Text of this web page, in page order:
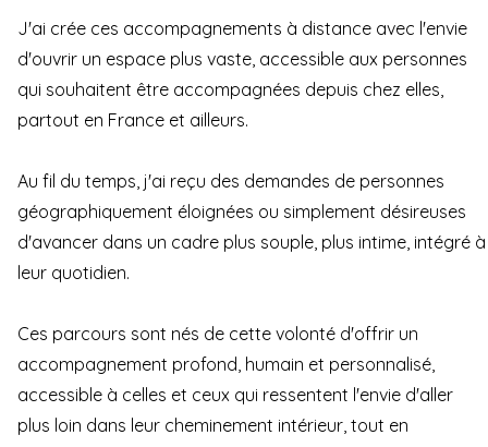
J'ai crée ces accompagnements à distance avec l'envie
d'ouvrir un espace plus vaste, accessible aux personnes
qui souhaitent être accompagnées depuis chez elles,
partout en France et ailleurs.
Au fil du temps, j'ai reçu des demandes de personnes
géographiquement éloignées ou simplement désireuses
d'avancer dans un cadre plus souple, plus intime, intégré à
leur quotidien.
Ces parcours sont nés de cette volonté d'offrir un
accompagnement profond, humain et personnalisé,
accessible à celles et ceux qui ressentent l'envie d'aller
plus loin dans leur cheminement intérieur, tout en